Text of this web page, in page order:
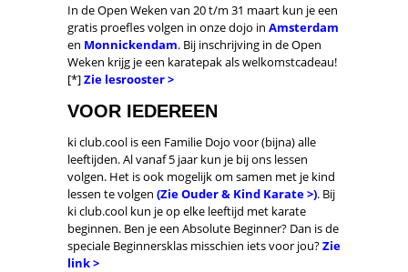
In de Open Weken van 20 t/m 31 maart kun je een
gratis proefles volgen in onze dojo in Amsterdam
en Monnickendam. Bij inschrijving in de Open
Weken krijg je een karatepak als welkomstcadeau!
[*]Zie lesrooster >
VOOR IEDEREEN
ki club.cool is een Familie Dojo voor (bijna) alle
leeftijden. Al vanaf 5 jaar kun je bij ons lessen
volgen. Het is ook mogelijk om samen met je kind
lessen te volgen (Zie Ouder & Kind Karate >). Bij
ki club.cool kun je op elke leeftijd met karate
beginnen. Ben je een Absolute Beginner? Dan is de
speciale Beginnersklas misschien iets voor jou?Zie
link >